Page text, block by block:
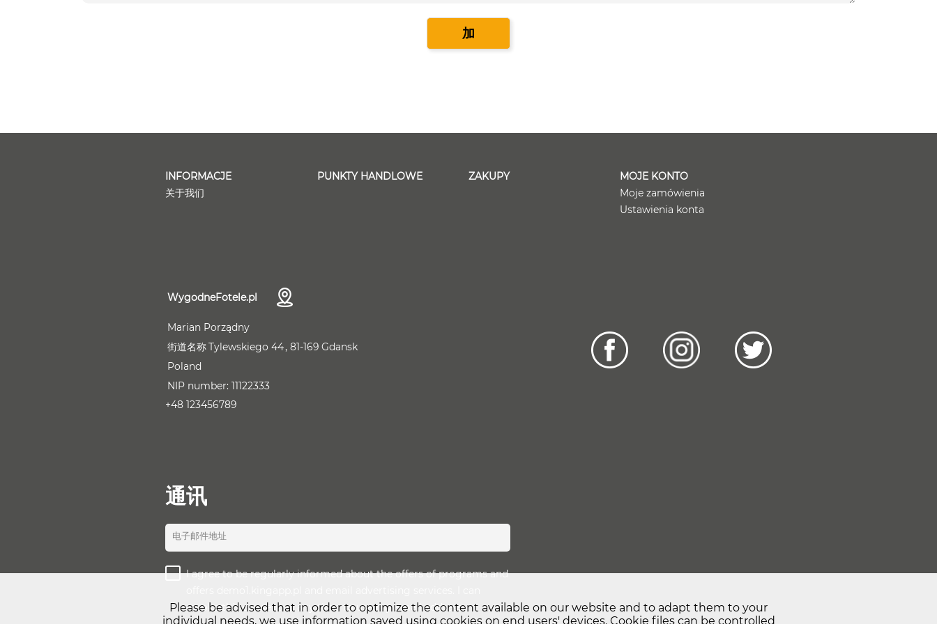
加
INFORMACJE
关于我们
PUNKTY HANDLOWE ZAKUPY
MOJE KONTO
Moje zamówienia
Ustawienia konta
WygodneFotele.pl
Marian Porządny
街道名称Tylewskiego 44 81-169 Gdansk
Poland
NIP number: 11122333
+48 123456789
通讯
电子邮件地址
I agree to be regularly informed about the offers of programs and
revoke this consent at any time to use my email address.
Please be advised that in order to optimize the content available on our website and to adapt them to your
individual needs, we use information saved using cookies on end users' devices. Cookie files can be controlled